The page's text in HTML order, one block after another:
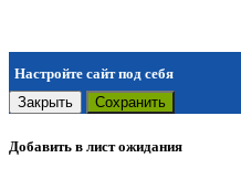
Настройте сайт под себя
Закрыть
Сохранить
Добавить в лист ожидания